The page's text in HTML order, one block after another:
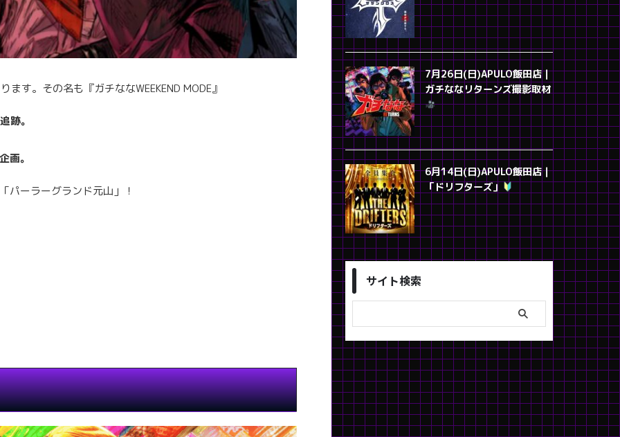
す。その名も『ガチななWEEKEND MODE』
跡。
画。
パーラーグランド元山」！
7月26日(日)APULO飯田店｜
ガチななリターンズ撮影取材
6月14日(日)APULO飯田店｜
「ドリフターズ」
サイト検索